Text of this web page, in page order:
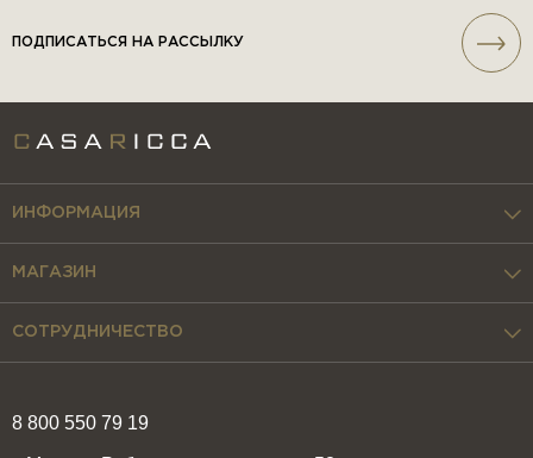
ПОДПИСАТЬСЯ НА РАССЫЛКУ
8 800 550 79 19
ИНФОРМАЦИЯ
МАГАЗИН
СОТРУДНИЧЕСТВО